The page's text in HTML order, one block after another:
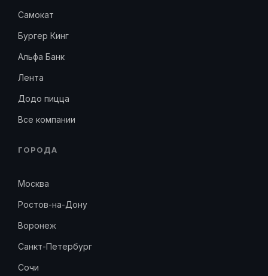
Самокат
Бургер Кинг
Альфа Банк
Лента
Додо пицца
Все компании
ГОРОДА
Москва
Ростов-на-Дону
Воронеж
Санкт-Петербург
Сочи